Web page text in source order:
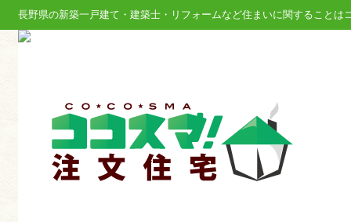
長野県の新築一戸建て・建築士・リフォームなど住まいに関することは